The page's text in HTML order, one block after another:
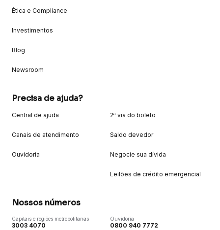
Ética e Compliance
Investimentos
Blog
Newsroom
Precisa de ajuda?
Central de ajuda
Canais de atendimento
Ouvidoria
2ª via do boleto
Saldo devedor
Negocie sua dívida
Leilões de crédito emergencial
Nossos números
Capitais e regiões metropolitanas
3003 4070
Ouvidoria
0800 940 7772